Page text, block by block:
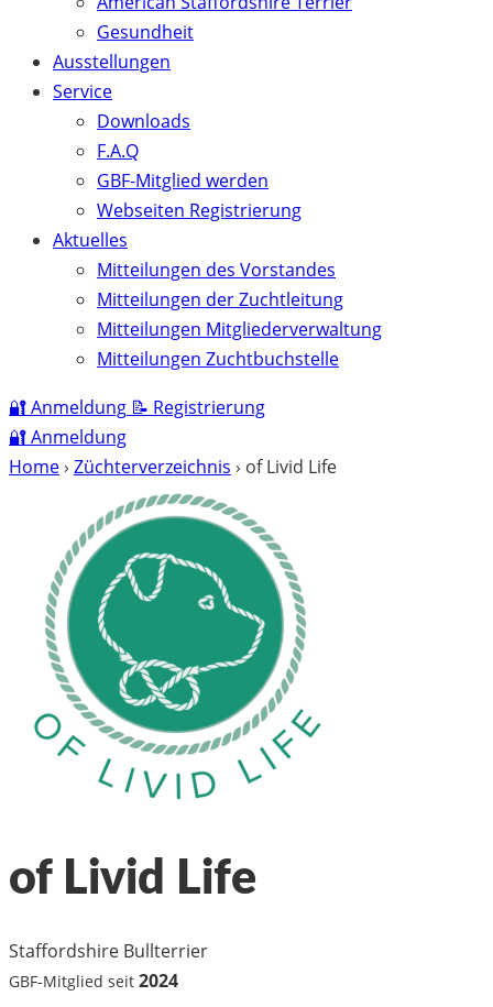
Gesundheit
Ausstellungen
Service
Downloads
F.A.Q
GBF-Mitglied werden
Webseiten Registrierung
Aktuelles
Mitteilungen des Vorstandes
Mitteilungen der Zuchtleitung
Mitteilungen Mitgliederverwaltung
Mitteilungen Zuchtbuchstelle
🔐Anmeldung 📝 Registrierung
🔐Anmeldung
Home› Züchterverzeichnis › of Livid Life
of Livid Life
Staffordshire Bullterrier
GBF-Mitglied seit 2024